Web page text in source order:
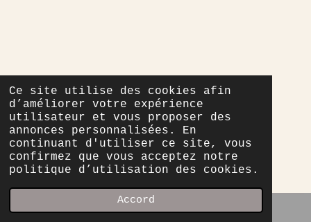
Ce site utilise des cookies afin
d’améliorer votre expérience
utilisateur et vous proposer des
annonces personnalisées. En
continuant d'utiliser ce site, vous
confirmez que vous acceptez notre
politique d’utilisation des cookies.
Accord